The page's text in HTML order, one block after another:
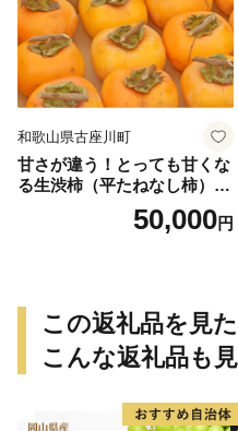
和歌山県古座川町
甘さが違う！とっても甘くな
る生渋柿（平たねなし柿）吊
ップ付約14.5～15kg 約60～
50,000円
この返礼品を見
こんな返礼品も